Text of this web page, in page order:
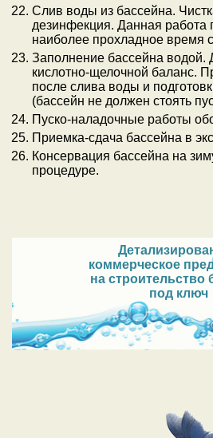
Слив воды из бассейна.
дезинфекция. Данная работа
наиболее прохладное время
Заполнение бассейна водой.
кислотно-щелочной баланс.
после слива воды и
(бассейн не должен стоять
Пуско-наладочные работы
Приемка-сдача бассейна в
Консервация бассейна на
процедуре.
коммерческое
на строительство
под ключ